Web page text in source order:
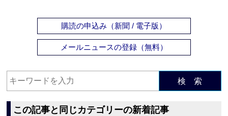
購読の申込み（新聞 / 電子版）
メールニュースの登録（無料）
検 索
この記事と同じカテゴリーの新着記事